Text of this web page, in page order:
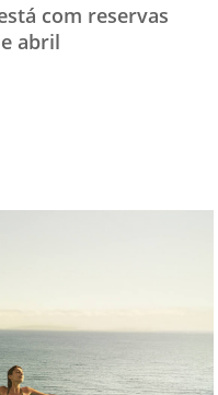
com reservas
abril